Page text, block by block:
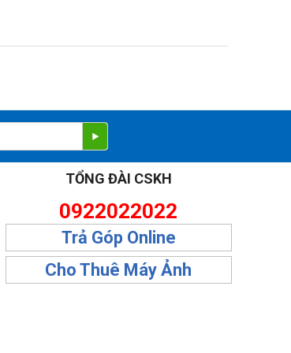
TỔNG ĐÀI CSKH
0922022022
Trả Góp Online
Cho Thuê Máy Ảnh